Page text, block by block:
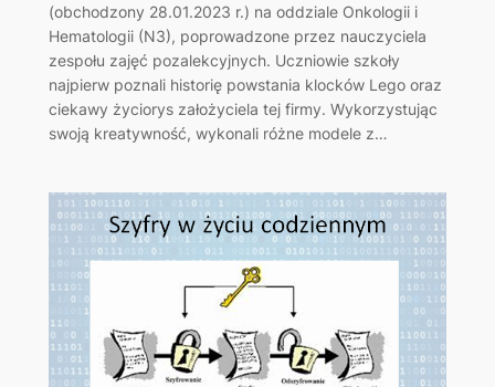
(obchodzony 28.01.2023 r.) na oddziale Onkologii i
Hematologii (N3), poprowadzone przez nauczyciela
zespołu zajęć pozalekcyjnych. Uczniowie szkoły
najpierw poznali historię powstania klocków Lego oraz
ciekawy życiorys założyciela tej firmy. Wykorzystując
swoją kreatywność, wykonali różne modele z…